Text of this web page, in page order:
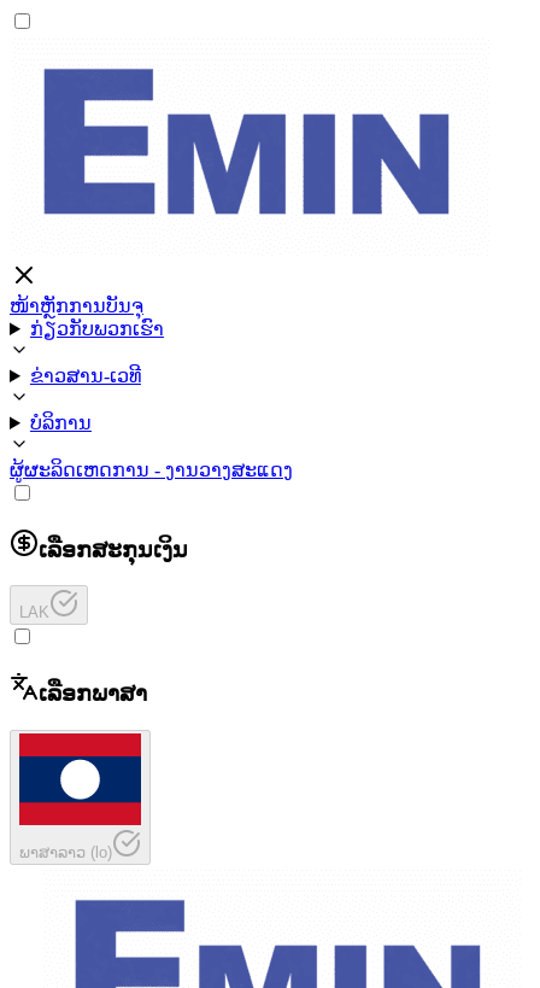
ໜ້າຫຼັກການບັນຈຸ
ກ່ຽວກັບພວກເຮົາ
ຂ່າວສານ-ເວທີ
ບໍລິການ
ຜູ້ຜະລິດເຫດການ - ງານວາງສະແດງ
ເລືອກສະກຸນເງິນ
LAK
ເລືອກພາສາ
ພາສາລາວ (lo)